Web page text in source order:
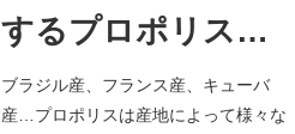
するプロポリスの
産地別徹底比較
ブラジル産、フランス産、キューバ
産…プロポリスは産地によって様々な